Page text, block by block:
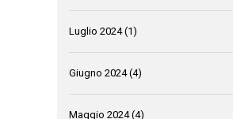
Luglio 2024(1)
Giugno 2024(4)
Maggio 2024(4)